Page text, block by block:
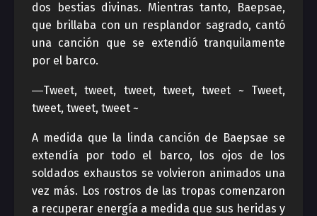
dos bestias divinas. Mientras tanto, Baepsae,
que brillaba con un resplandor sagrado, cantó
una canción que se extendió tranquilamente
por el barco.
―Tweet, tweet, tweet, tweet, tweet ~ Tweet,
tweet, tweet, tweet ~
A medida que la linda canción de Baepsae se
extendía por todo el barco, los ojos de los
soldados exhaustos se volvieron animados una
vez más. Los rostros de las tropas comenzaron
a recuperar energía a medida que sus heridas y